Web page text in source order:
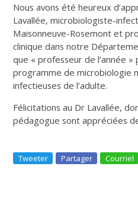
Nous avons été heureux
Lavallée, microbiologiste-
Maisonneuve-Rosemont et
clinique dans notre
que « professeur de l’année
programme de microbiologie
infectieuses de l’adulte.
Félicitations au Dr Lavallée,
pédagogue sont appréciées
Tweeter Partager Courriel